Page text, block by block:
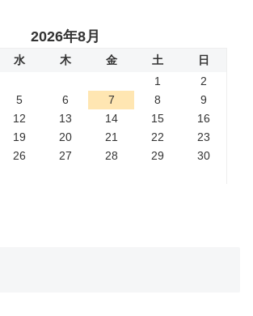
2026年8月
水 木 金 土
日
1
2
5 6 7 8
9
12 13 14 15
16
19 20 21 22
23
26 27 28 29
30